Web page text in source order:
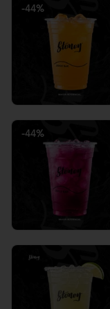
-44%
-44%